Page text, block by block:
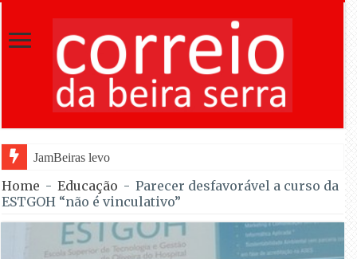
JamBeiras levou 1.500 escuteiros a Oliveira do H
Home - Educação - Parecer desfavorável a curso da
ESTGOH “não é vinculativo”